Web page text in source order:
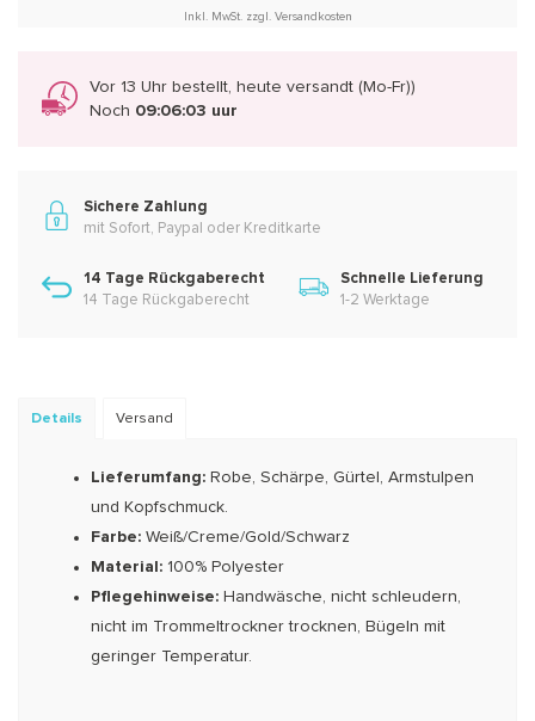
Inkl. MwSt. zzgl. Versandkosten
Vor 13 Uhr bestellt, heute versandt (Mo-Fr))
Noch 09:06:03 uur
Sichere Zahlung
mit Sofort, Paypal oder Kreditkarte
14 Tage Rückgaberecht
14 Tage Rückgaberecht
Schnelle Lieferung
1-2 Werktage
Details Versand
Lieferumfang: Robe, Schärpe, Gürtel, Armstulpen
und Kopfschmuck.
Farbe: Weiß/Creme/Gold/Schwarz
Material: 100% Polyester
Pflegehinweise: Handwäsche, nicht schleudern,
nicht im Trommeltrockner trocknen, Bügeln mit
geringer Temperatur.